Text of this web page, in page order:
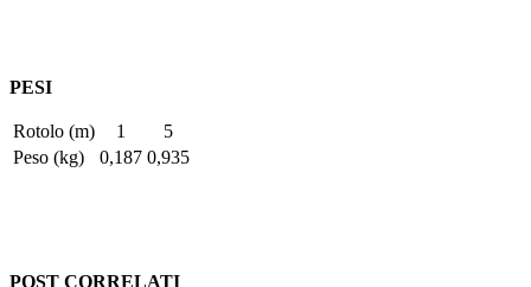
PESI
Rotolo (m) 1
5
Peso (kg)
0,187 0,935
POST CORRELATI